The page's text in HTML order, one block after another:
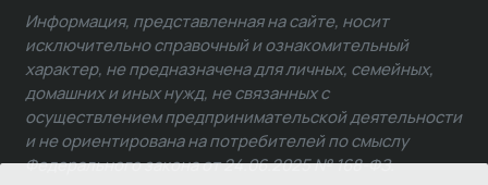
Информация, представленная на сайте, носит
исключительно справочный и ознакомительный
характер, не предназначена для личных, семейных,
домашних и иных нужд, не связанных с
осуществлением предпринимательской деятельности
и не ориентирована на потребителей по смыслу
Федерального закона от 24.06.2025 № 168-ФЗ.